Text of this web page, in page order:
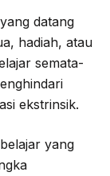
datang
hadiah, atau
semata-
ekstrinsik.
yang